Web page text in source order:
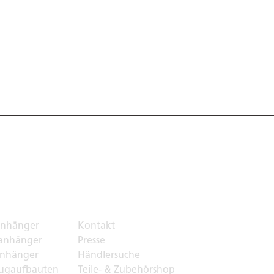
Kontakt
Presse
Händlersuche
Teile- & Zubehörshop